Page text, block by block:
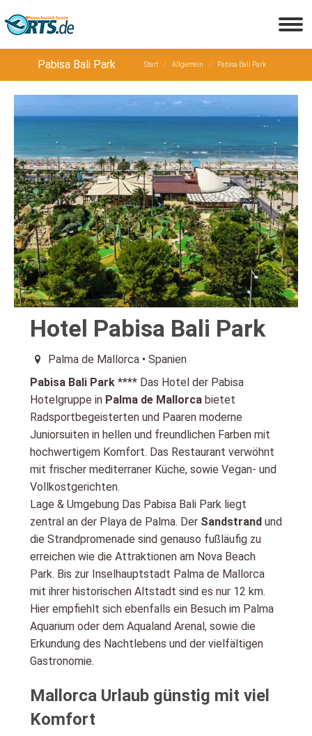
Pabisa Bali Park Sie befinden sich hier:
Start Allgemein Pabisa Bali Park
Hotel Pabisa Bali Park
Palma de Mallorca • Spanien
Pabisa Bali Park **** Das Hotel der Pabisa
Hotelgruppe in Palma de Mallorca bietet
Radsportbegeisterten und Paaren moderne
Juniorsuiten in hellen und freundlichen Farben mit
hochwertigem Komfort. Das Restaurant verwöhnt
mit frischer mediterraner Küche, sowie Vegan- und
Vollkostgerichten.
Lage & Umgebung Das Pabisa Bali Park liegt
zentral an der Playa de Palma. Der Sandstrand und
die Strandpromenade sind genauso fußläufig zu
erreichen wie die Attraktionen am Nova Beach
Park. Bis zur Inselhauptstadt Palma de Mallorca
mit ihrer historischen Altstadt sind es nur 12 km.
Hier empfiehlt sich ebenfalls ein Besuch im Palma
Aquarium oder dem Aqualand Arenal, sowie die
Erkundung des Nachtlebens und der vielfältigen
Gastronomie.
Mallorca Urlaub günstig mit viel
Komfort